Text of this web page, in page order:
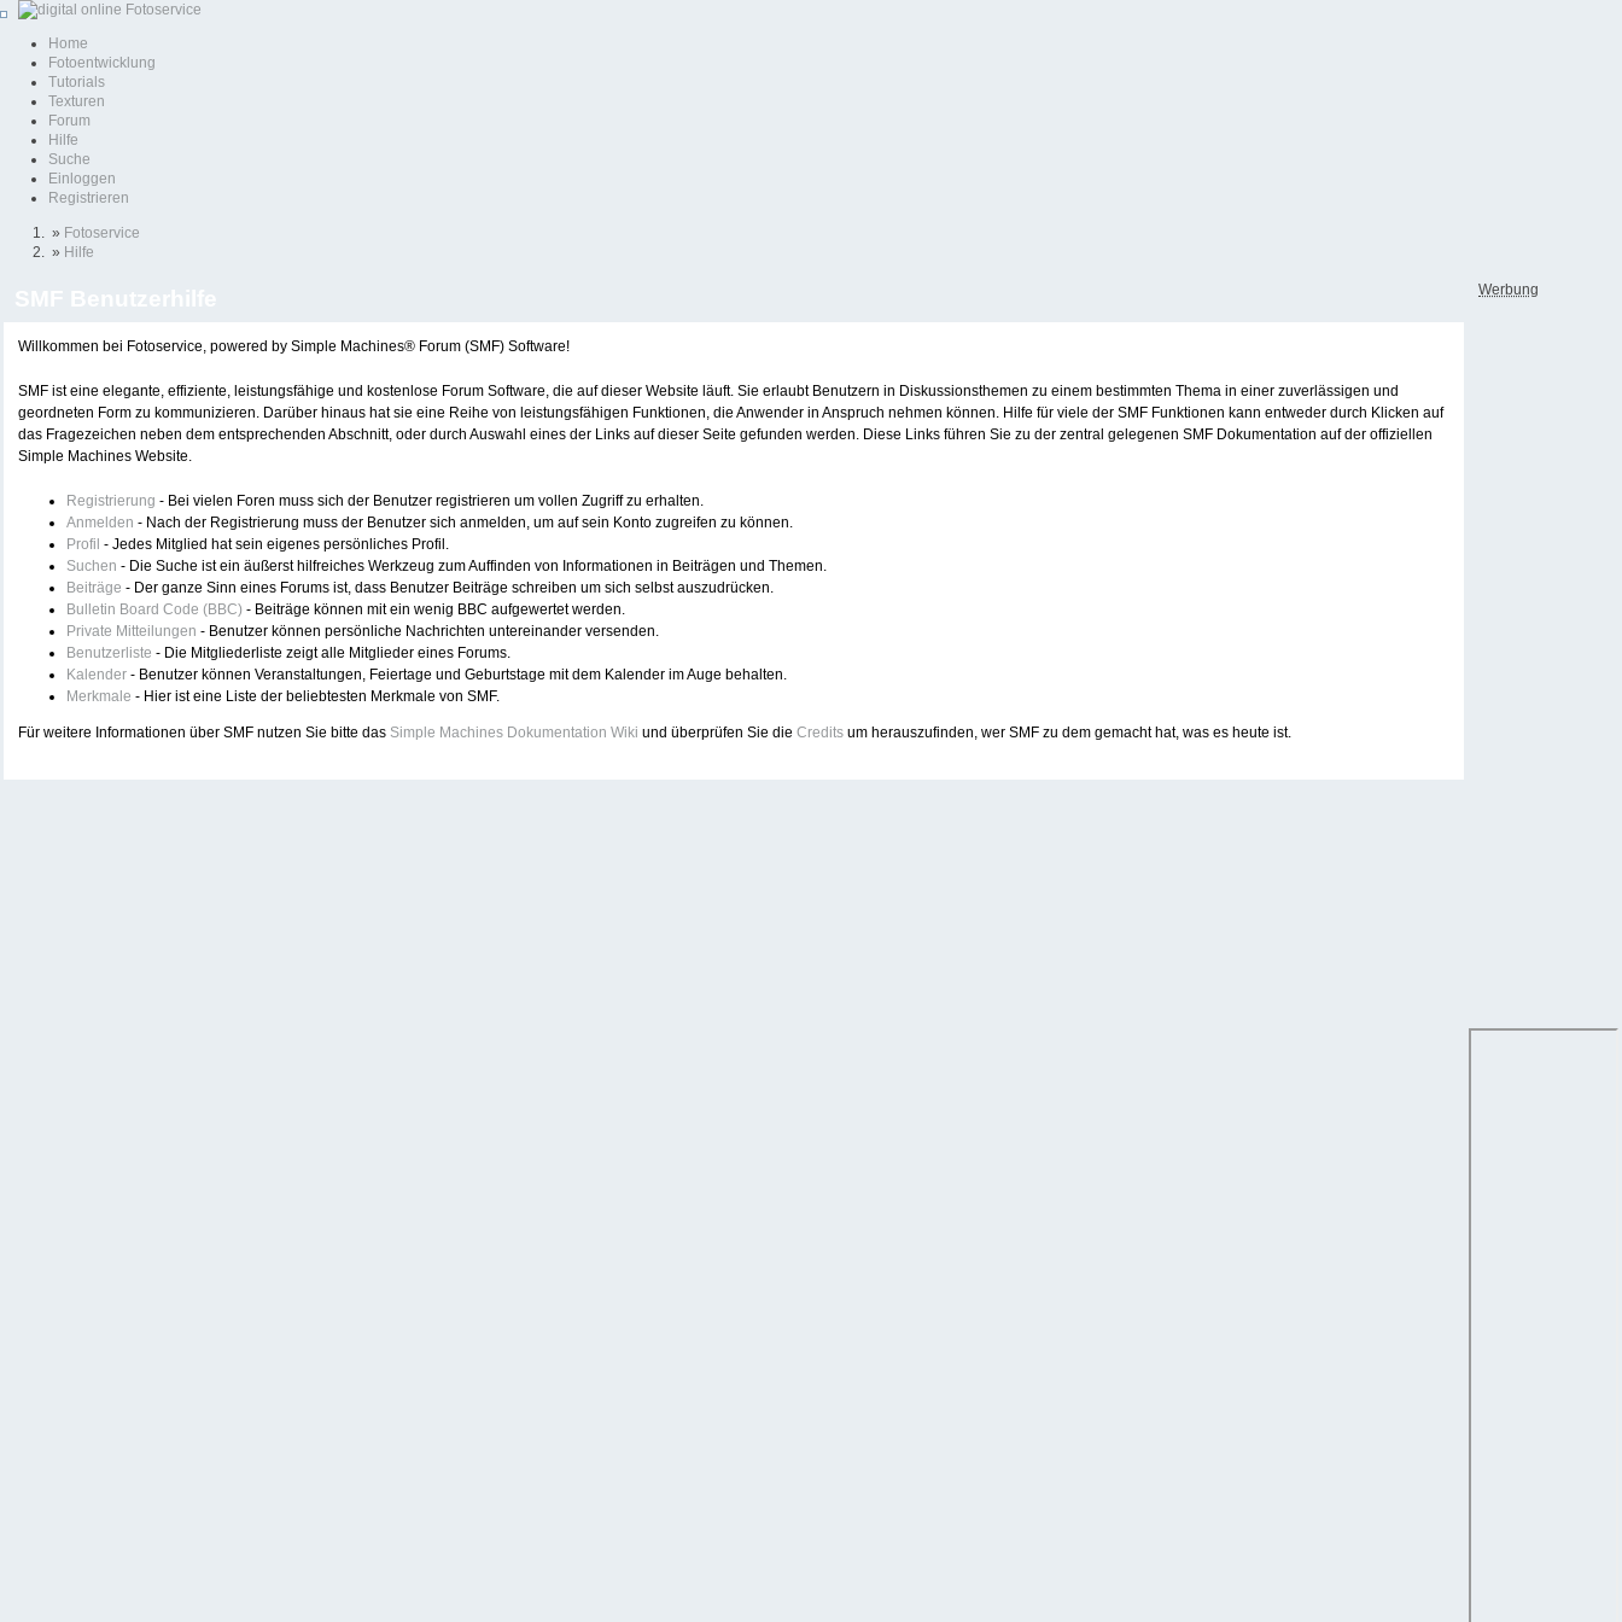
Home
Fotoentwicklung
Tutorials
Texturen
Forum
Hilfe
Suche
Einloggen
Registrieren
» Fotoservice
» Hilfe
Willkommen bei Fotoservice, powered by Simple Machines® Forum (SMF) Software!
SMF ist eine elegante, effiziente, leistungsfähige und kostenlose Forum Software, die auf dieser Website läuft. Sie erlaubt Benutzern in Diskussionsthemen zu einem bestimmten Thema in einer zuverlässigen und
geordneten Form zu kommunizieren. Darüber hinaus hat sie eine Reihe von leistungsfähigen Funktionen, die Anwender in Anspruch nehmen können. Hilfe für viele der SMF Funktionen kann entweder durch Klicken auf
das Fragezeichen neben dem entsprechenden Abschnitt, oder durch Auswahl eines der Links auf dieser Seite gefunden werden. Diese Links führen Sie zu der zentral gelegenen SMF Dokumentation auf der offiziellen
Simple Machines Website.
Registrierung - Bei vielen Foren muss sich der Benutzer registrieren um vollen Zugriff zu erhalten.
Anmelden - Nach der Registrierung muss der Benutzer sich anmelden, um auf sein Konto zugreifen zu können.
Profil - Jedes Mitglied hat sein eigenes persönliches Profil.
Suchen - Die Suche ist ein äußerst hilfreiches Werkzeug zum Auffinden von Informationen in Beiträgen und Themen.
Beiträge - Der ganze Sinn eines Forums ist, dass Benutzer Beiträge schreiben um sich selbst auszudrücken.
Bulletin Board Code (BBC) - Beiträge können mit ein wenig BBC aufgewertet werden.
Private Mitteilungen - Benutzer können persönliche Nachrichten untereinander versenden.
Benutzerliste - Die Mitgliederliste zeigt alle Mitglieder eines Forums.
Kalender - Benutzer können Veranstaltungen, Feiertage und Geburtstage mit dem Kalender im Auge behalten.
Merkmale - Hier ist eine Liste der beliebtesten Merkmale von SMF.
Für weitere Informationen über SMF nutzen Sie bitte das Simple Machines Dokumentation Wiki und überprüfen Sie dieCredits um herauszufinden, wer SMF zu dem gemacht hat, was es heute ist.
Werbung